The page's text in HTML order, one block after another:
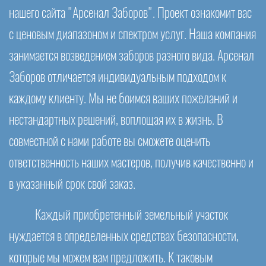
нашего сайта "Арсенал Заборов". Проект ознакомит вас
с ценовым диапазоном и спектром услуг. Наша компания
занимается возведением заборов разного вида. Арсенал
Заборов отличается индивидуальным подходом к
каждому клиенту. Мы не боимся ваших пожеланий и
нестандартных решений, воплощая их в жизнь. В
совместной с нами работе вы сможете оценить
ответственность наших мастеров, получив качественно и
в указанный срок свой заказ.
Каждый приобретенный земельный участок
нуждается в определенных средствах безопасности,
которые мы можем вам предложить. К таковым